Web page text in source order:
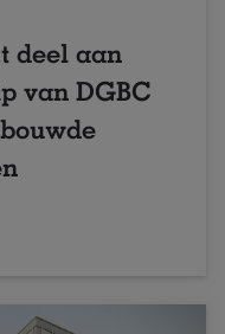
deel aan
van DGBC